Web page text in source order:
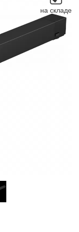
на складе